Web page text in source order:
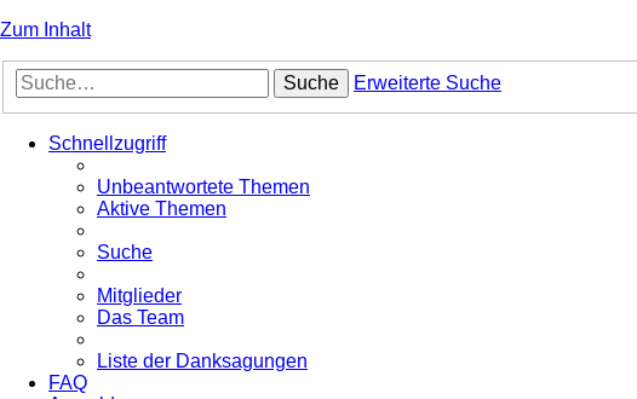
Zum Inhalt
Suche Erweiterte Suche
Schnellzugriff
Unbeantwortete Themen
Aktive Themen
Suche
Mitglieder
Das Team
Liste der Danksagungen
FAQ